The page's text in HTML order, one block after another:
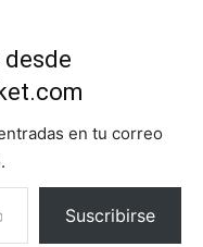
desde
en tu correo
Suscribirse